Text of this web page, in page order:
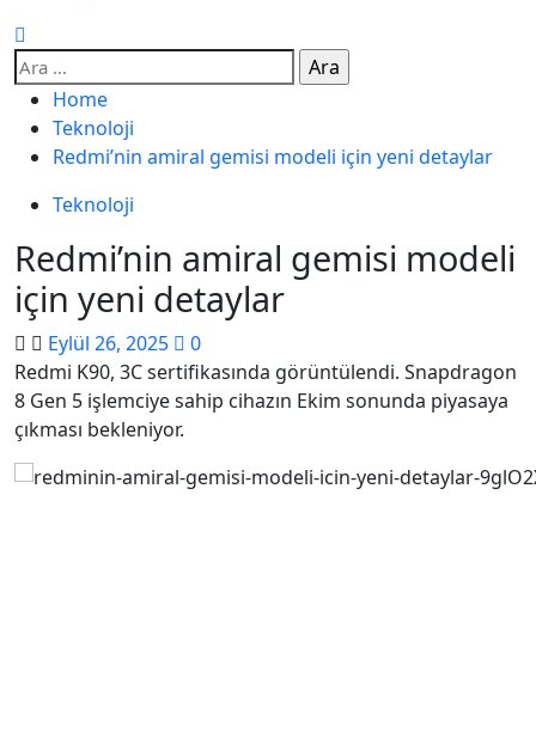
Home
Teknoloji
Redmi’nin amiral gemisi modeli için yeni detaylar
Teknoloji
Redmi’nin amiral gemisi modeli
için yeni detaylar
Eylül 26, 2025
0
Redmi K90, 3C sertifikasında görüntülendi. Snapdragon
8 Gen 5 işlemciye sahip cihazın Ekim sonunda piyasaya
çıkması bekleniyor.